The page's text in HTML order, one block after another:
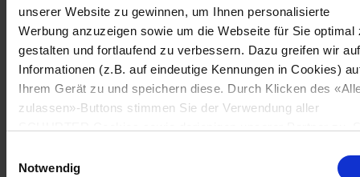
unserer Website zu gewinnen, um Ihnen personalisierte
Werbung anzuzeigen sowie um die Webseite für Sie optimal
gestalten und fortlaufend zu verbessern. Dazu greifen wir auf
Informationen (z.B. auf eindeutige Kennungen in Cookies)
Ihrem Gerät zu und speichern diese. Durch Klicken des
zulassen»-Buttons stimmen Sie der Verwendung aller
«Cookie-Einstellungen verwalten» am Seitenende klicken.
Notwendig